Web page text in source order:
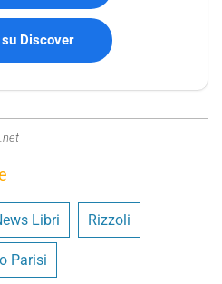
Discover
Libri Rizzoli
Parisi